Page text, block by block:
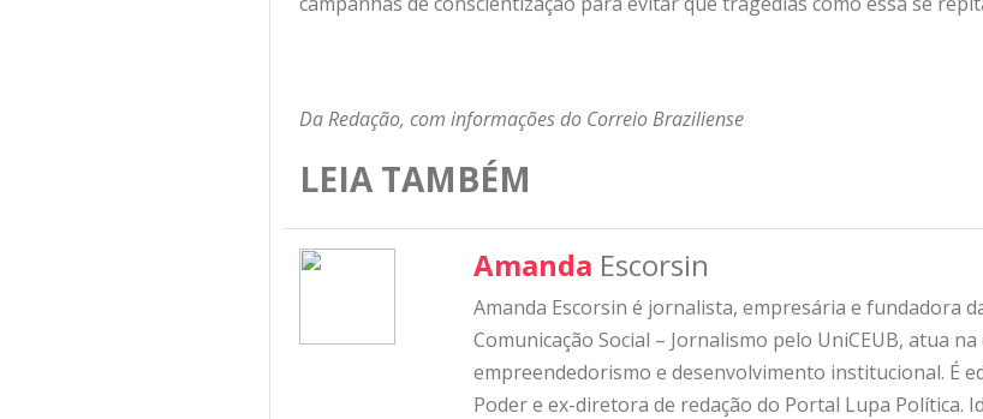
Da Redação, com informações do Correio Braziliense
LEIA TAMBÉM
Amanda Escorsin
Amanda Escorsin é jornalista, empresária e fundadora
Comunicação Social – Jornalismo pelo UniCEUB, atua
empreendedorismo e desenvolvimento institucional. É
Poder e ex-diretora de redação do Portal Lupa Política.